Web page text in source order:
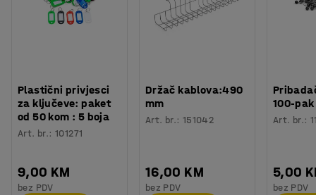
iznutra. Na taj način se pomaže održati tlo vlažnim i
stvaraju se dobri uvjeti za rast biljaka.
: 22 kg
Montaža
Dolazi nesastavljeno
Plastični privjesci
za ključeve: paket
od 50 kom : 5 boja
Art. br.:101271
9,00 KM
bez PDV
Držač kablova:490
mm
Art. br.: 151042
16,00 KM
bez PDV
100-pak
Art. br.:
5,00
bez PDV